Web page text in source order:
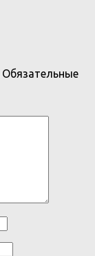
Обязательные